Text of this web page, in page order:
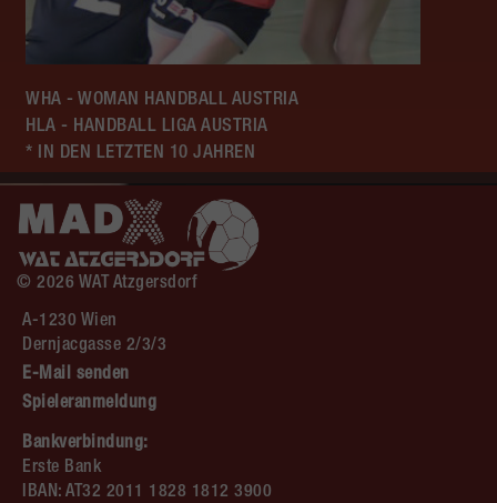
WHA - WOMAN HANDBALL AUSTRIA
HLA - HANDBALL LIGA AUSTRIA
* IN DEN LETZTEN 10 JAHREN
© 2026 WAT Atzgersdorf
A-1230 Wien
Dernjacgasse 2/3/3
E-Mail senden
Spieleranmeldung
Bankverbindung:
Erste Bank
IBAN: AT32 2011 1828 1812 3900